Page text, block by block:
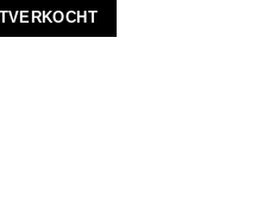
prijs
prijs
is: